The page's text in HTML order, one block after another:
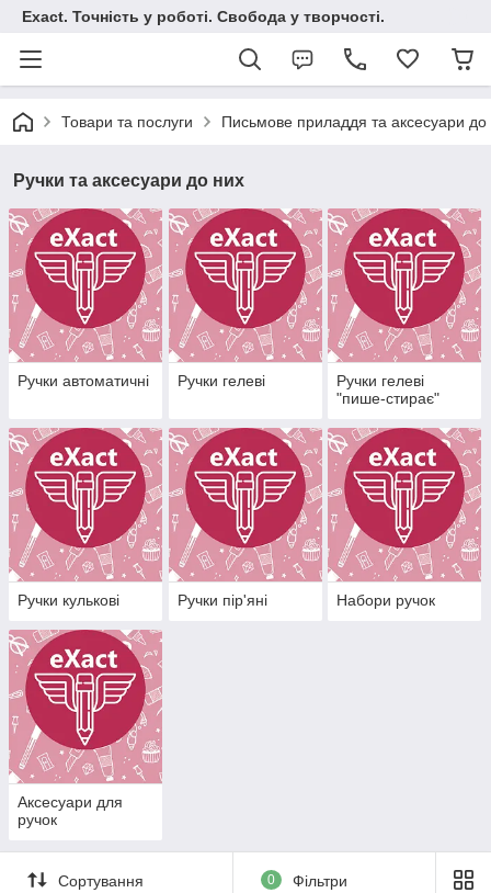
Exact. Точність у роботі. Свобода у творчості.
Товари та послуги Письмове приладдя та аксесуари до
Ручки та аксесуари до них
Ручки автоматичні Ручки гелеві
Ручки гелеві
"пише-стирає"
Ручки кулькові Ручки пір'яні Набори ручок
Аксесуари для
ручок
Сортування 0 Фільтри